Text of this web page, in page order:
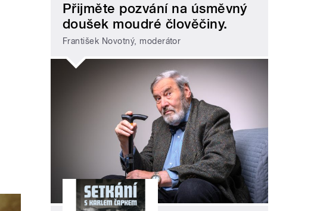
Přijměte pozvání na úsměvný
doušek moudré člověčiny.
František Novotný, moderátor